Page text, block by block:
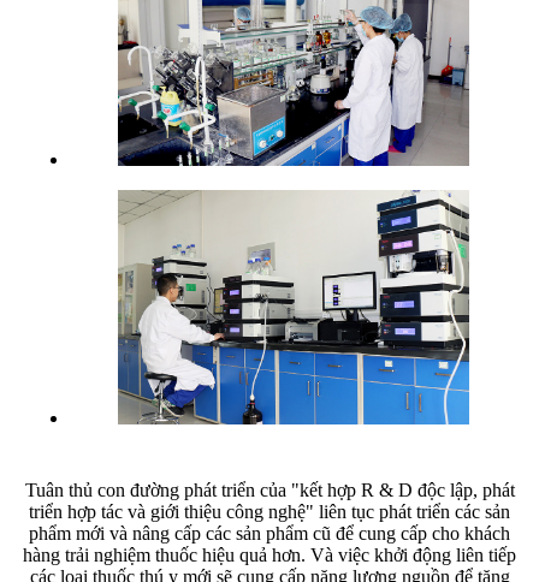
Tuân thủ con đường phát triển của "kết hợp R & D độc lập, phát
triển hợp tác và giới thiệu công nghệ" liên tục phát triển các sản
phẩm mới và nâng cấp các sản phẩm cũ để cung cấp cho khách
hàng trải nghiệm thuốc hiệu quả hơn. Và việc khởi động liên tiếp
các loại thuốc thú y mới sẽ cung cấp năng lượng nguồn để tăng